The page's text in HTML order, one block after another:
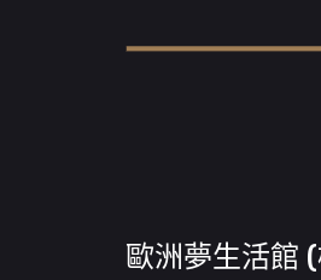
歐洲夢生活館